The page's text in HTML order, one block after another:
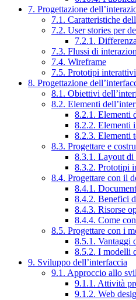
7. Progettazione
7.1. Caratteristiche
7.2. User stories per
7.2.1.
7.3. Flussi di
7.4. Wireframe
7.5. Prototipi interattivi
8. Progettazione
8.1. Obiettivi
8.2. Elementi
8.2.1. Elementi
8.2.2. Elementi
8.2.3. Elementi
8.3. Progettare e
8.3.1. Layout di
8.3.2. Prototipi
8.4. Progettare con il
8.4.1.
8.4.2. Benefici
8.4.3. Risorse
8.4.4. Come
8.5. Progettare con i
8.5.1. Vantaggi
8.5.2. I modelli
9. Sviluppo dell’interfaccia
9.1. Approccio allo
9.1.1. Attività
9.1.2. Web